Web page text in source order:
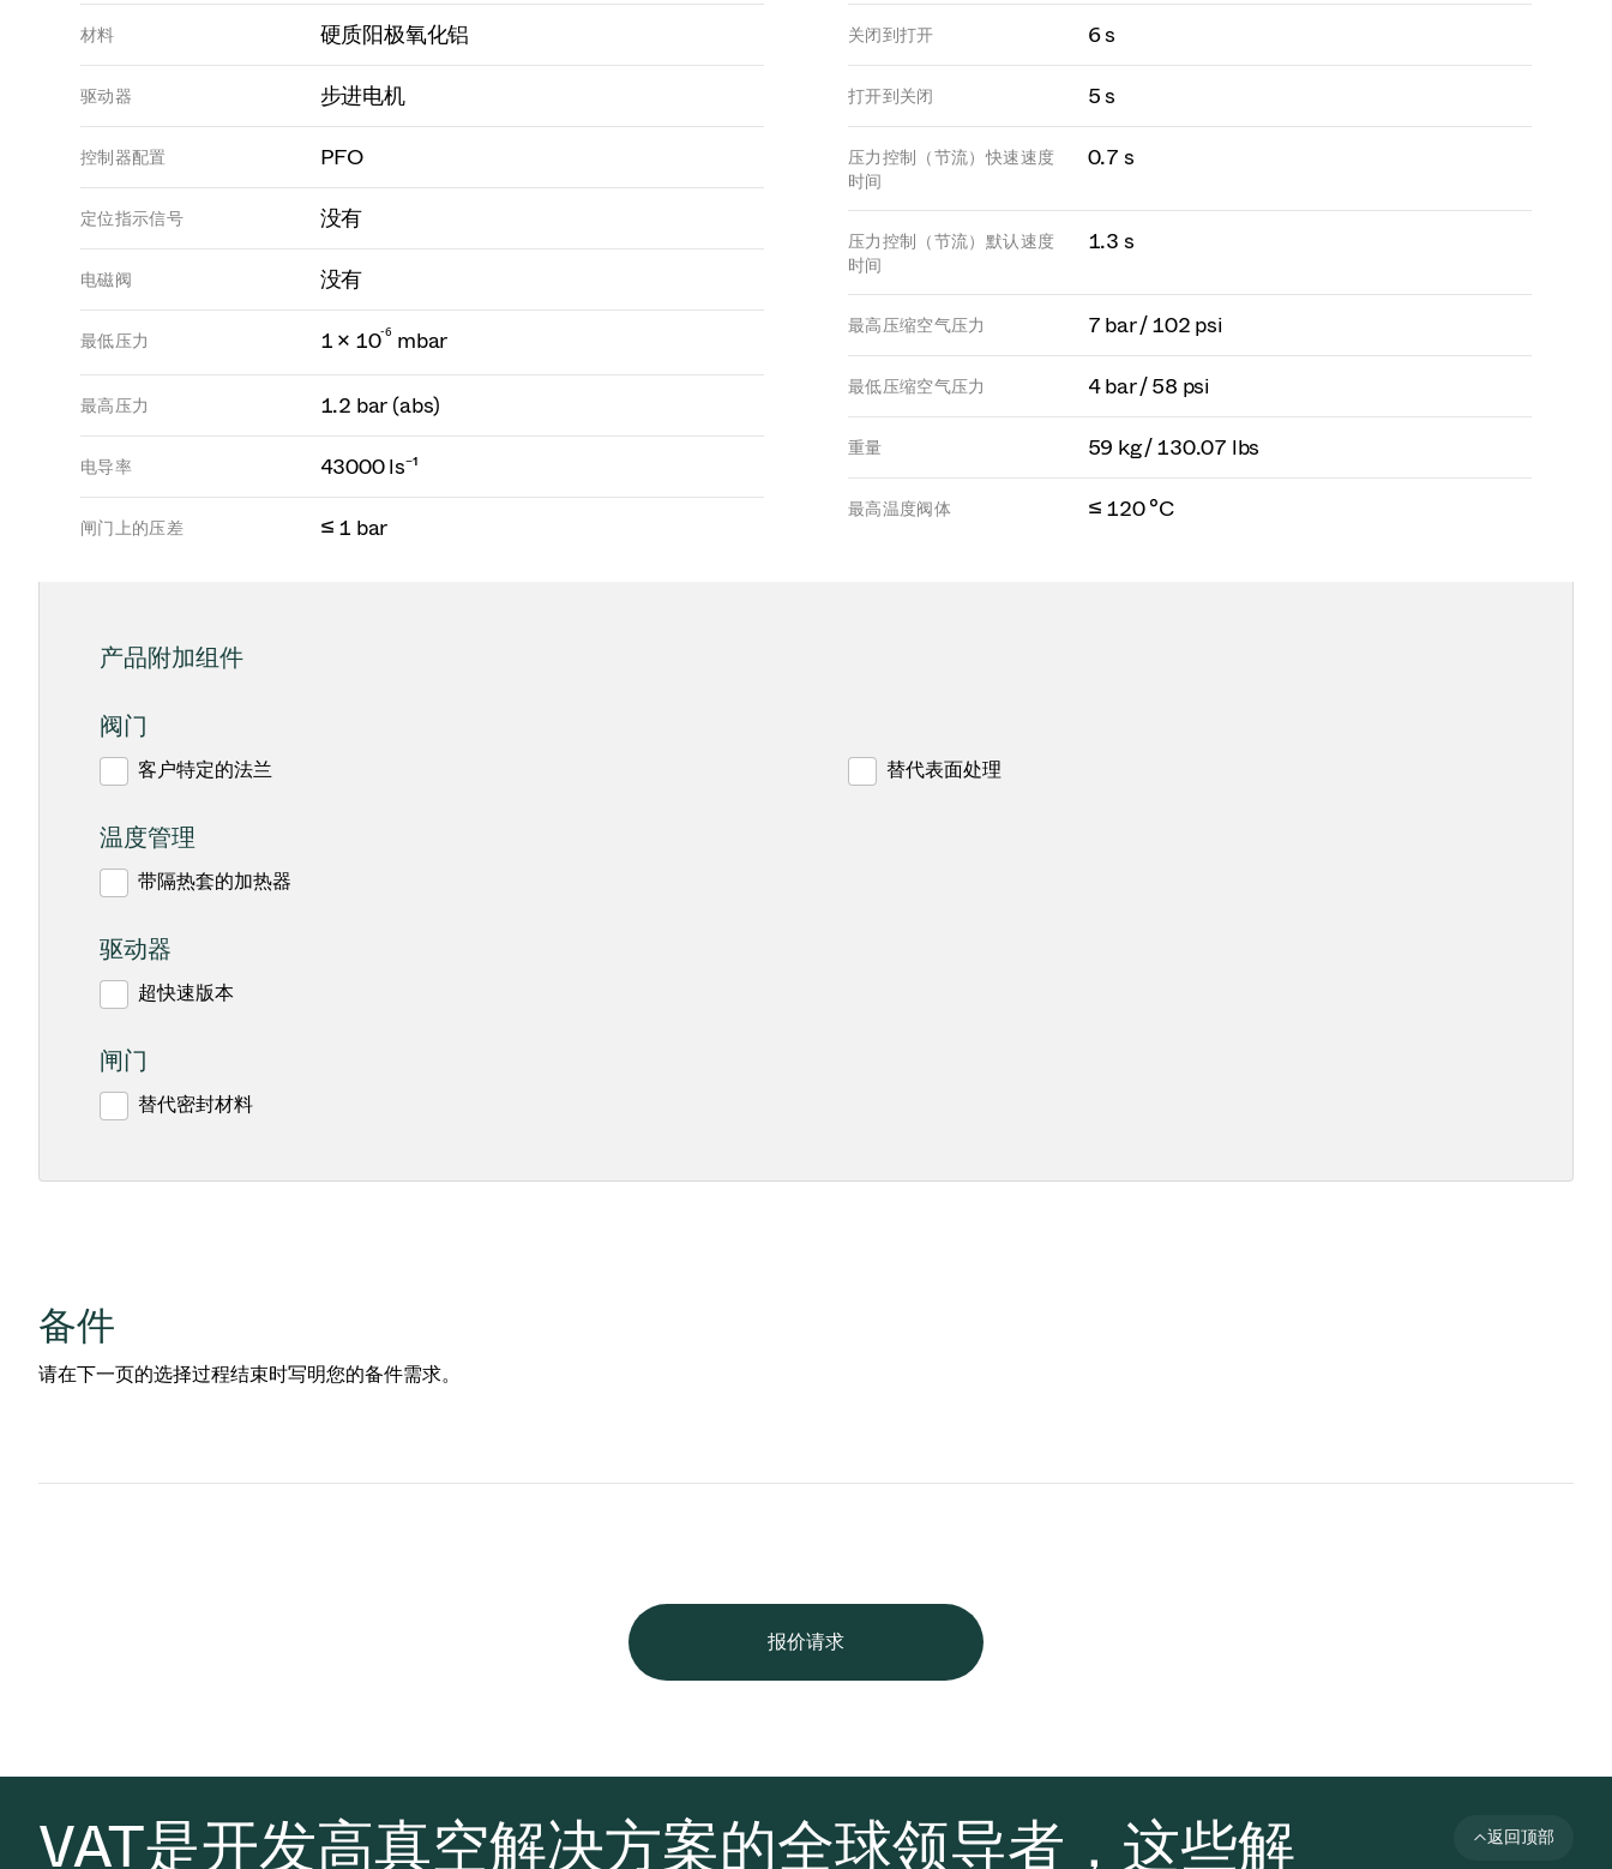
材料 硬质阳极氧化铝
驱动器 步进电机
控制器配置 PFO
定位指示信号 没有
电磁阀 没有
最低压力 1 × 10-6 mbar
最高压力 1.2 bar (abs)
电导率 43000 ls⁻¹
闸门上的压差 ≤ 1 bar
关闭到打开 6 s
打开到关闭 5 s
压力控制（节流）快速速度
时间
0.7 s
压力控制（节流）默认速度
时间
1.3 s
最高压缩空气压力 7 bar / 102 psi
最低压缩空气压力 4 bar / 58 psi
重量 59 kg / 130.07 lbs
最高温度阀体 ≤ 120 °C
产品附加组件
阀门
客户特定的法兰 替代表面处理
温度管理
带隔热套的加热器
驱动器
超快速版本
闸门
替代密封材料
备件
请在下一页的选择过程结束时写明您的备件需求。
报价请求
VAT是开发高真空解决方案的全球领导者，这些解 返回顶部